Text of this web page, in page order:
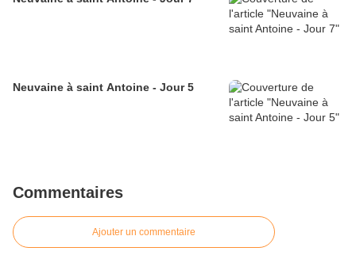
Neuvaine à saint Antoine - Jour 5
Commentaires
Ajouter un commentaire